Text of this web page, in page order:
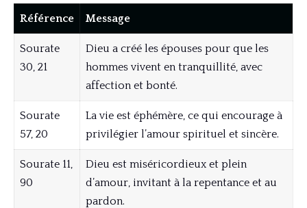
Référence Message
Sourate
30, 21
Dieu a créé les épouses pour que les
hommes vivent en tranquillité, avec
affection et bonté.
Sourate
57, 20
La vie est éphémère, ce qui encourage à
privilégier l’amour spirituel et sincère.
Sourate 11,
90
Dieu est miséricordieux et plein
d’amour, invitant à la repentance et au
pardon.